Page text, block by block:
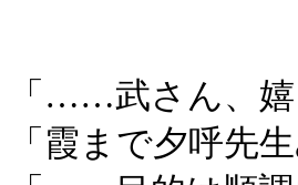
「……武さん、
「霞まで夕呼先